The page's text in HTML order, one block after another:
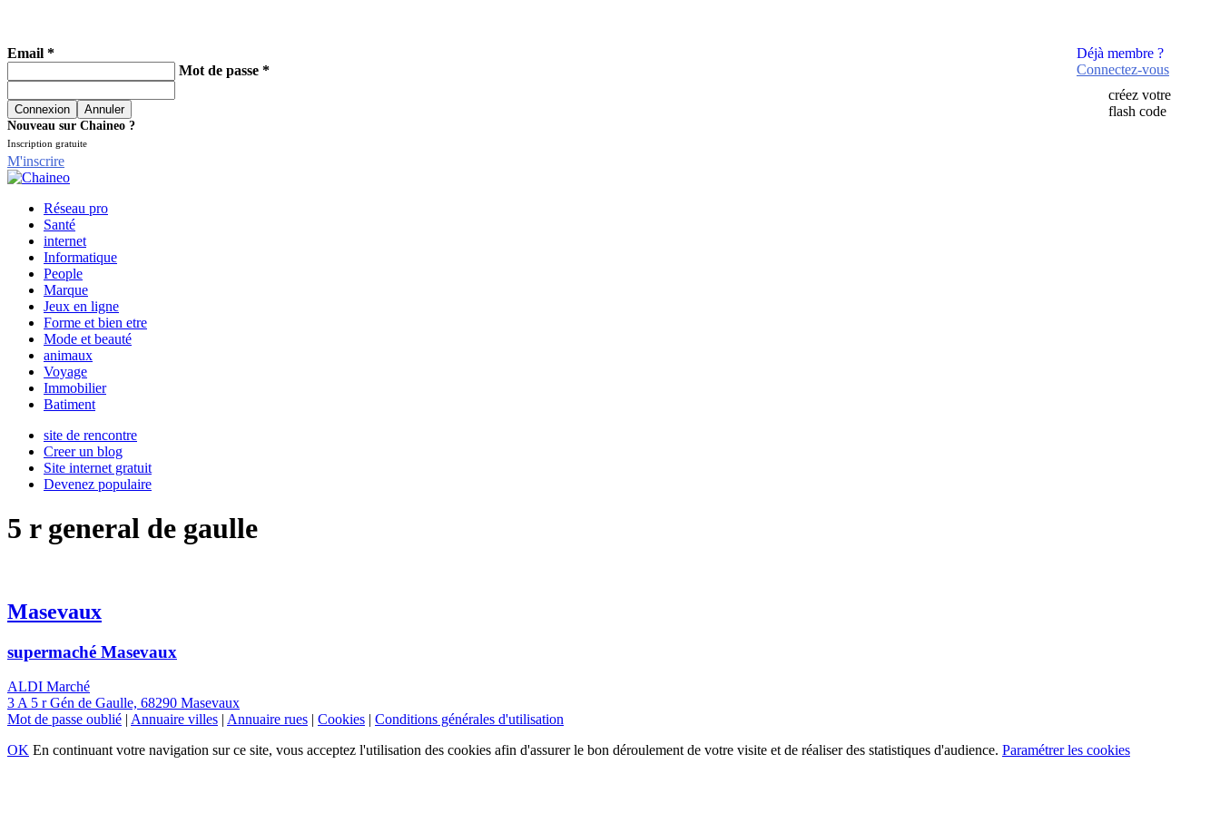
Déjà membre ?
Connectez-vous
créez votre
flash code
Email *
Mot de passe *
Nouveau sur Chaineo ?
Inscription gratuite
M'inscrire
Réseau pro
Santé
internet
Informatique
People
Marque
Jeux en ligne
Forme et bien etre
Mode et beauté
animaux
Voyage
Immobilier
Batiment
site de rencontre
Creer un blog
Site internet gratuit
Devenez populaire
5 r general de gaulle
Masevaux
supermaché Masevaux
ALDI Marché
3 A 5 r Gén de Gaulle, 68290 Masevaux
Mot de passe oublié | Annuaire villes | Annuaire rues | Cookies | Conditions générales d'utilisation
OK En continuant votre navigation sur ce site, vous acceptez l'utilisation des cookies afin d'assurer le bon déroulement de votre visite et de réaliser des statistiques d'audience. Paramétrer les cookies